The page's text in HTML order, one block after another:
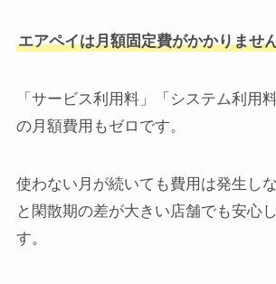
エアペイは月額固定費がかかりませ
「サービス利用料」「システム利用
の月額費用もゼロです。
使わない月が続いても費用は発生し
と閑散期の差が大きい店舗でも安心
す。